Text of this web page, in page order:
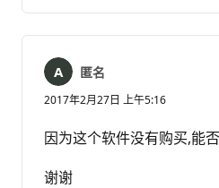
匿名
2017年2月27日 上午5:16
因为这个软件没有购买,能
谢谢